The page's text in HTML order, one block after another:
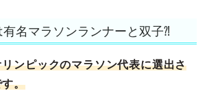
名マラソンランナーと双子⁈
ンピックのマラソン代表に選出さ
す。